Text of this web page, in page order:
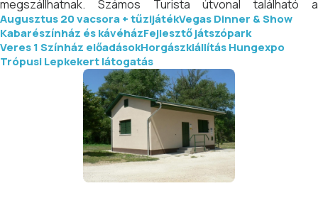
megszállhatnak. Számos Turista útvonal található a
környezetében. A Kulcsos házban 6 fő számára tudunk
szállást biztosítani, továbbá sátrazási lehetőség adott az
épület körüli zöld területen.
Augusztus 20 vacsora + tűzijátékVegas Dinner & Show
Kabarészínház és kávéházFejlesztő játszópark
Veres 1 Színház előadásokHorgászkiállítás Hungexpo
Trópusi Lepkekert látogatás